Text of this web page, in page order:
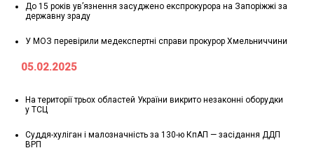
До 15 років ув’язнення засуджено експрокурора на Запоріжжі за
державну зраду
У МОЗ перевірили медекспертні справи прокурор Хмельниччини
05.02.2025
На території трьох областей України викрито незаконні оборудки
у ТСЦ
Суддя-хуліган і малозначність за 130-ю КпАП — засідання ДДП
ВРП